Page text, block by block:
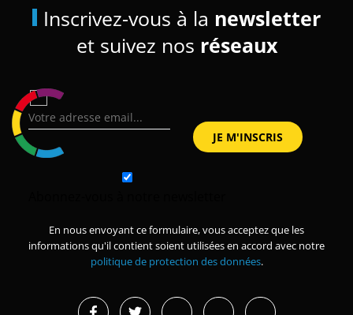
Inscrivez-vous à la newsletter
et suivez nos réseaux
En nous envoyant ce formulaire, vous acceptez que les
informations qu'il contient soient utilisées en accord avec notre
politique de protection des données.